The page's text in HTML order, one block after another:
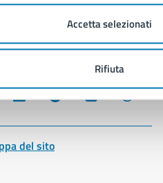
Accetta selezionati
Rifiuta
LinkedInTelegramWhatsApp
del sito